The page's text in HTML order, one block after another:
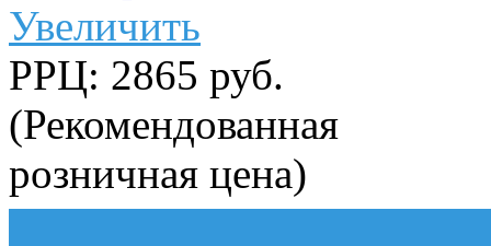
Увеличить
РРЦ: 2865 руб.
(Рекомендованная
розничная цена)